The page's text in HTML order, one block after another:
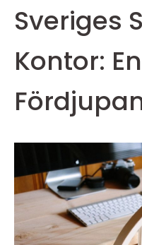
Sveriges
Kontor: En